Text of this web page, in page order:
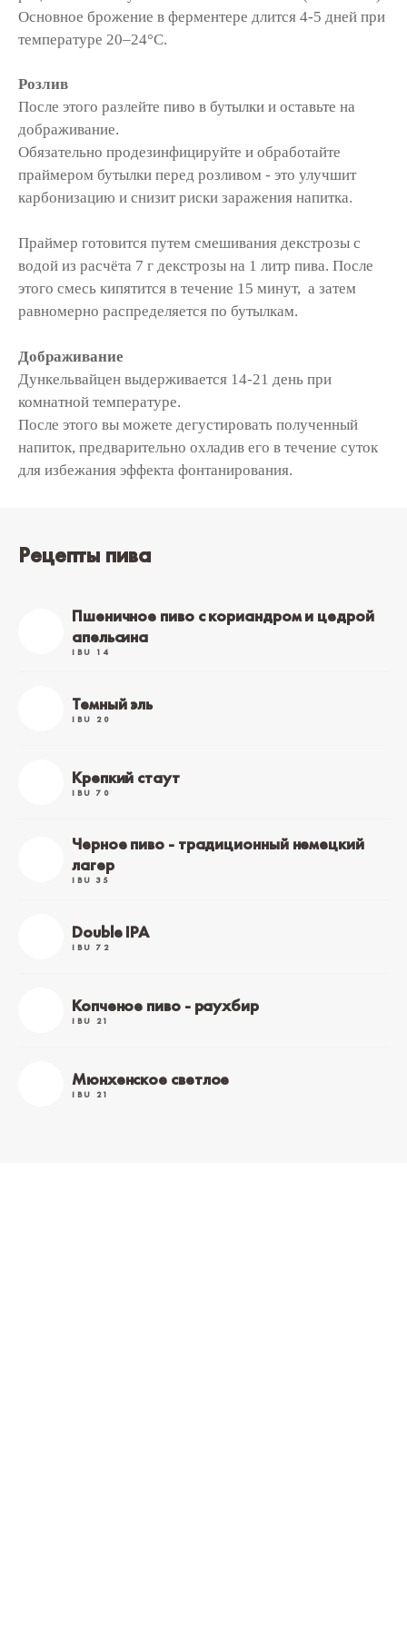
Основное брожение в ферментере длится 4-5 дней при
температуре 20–24°C.
Розлив
После этого разлейте пиво в бутылки и оставьте на
дображивание.
Обязательно продезинфицируйте и обработайте
праймером бутылки перед розливом - это улучшит
карбонизацию и снизит риски заражения напитка.
Праймер готовится путем смешивания декстрозы с
водой из расчёта 7 г декстрозы на 1 литр пива. После
этого смесь кипятится в течение 15 минут, а затем
равномерно распределяется по бутылкам.
Дображивание
Дункельвайцен выдерживается 14-21 день при
комнатной температуре.
После этого вы можете дегустировать полученный
напиток, предварительно охладив его в течение суток
для избежания эффекта фонтанирования.
Рецепты пива
Пшеничное пиво с кориандром и цедрой
апельсина
IBU 14
Темный эль
IBU 20
Крепкий стаут
IBU 70
Черное пиво - традиционный немецкий
лагер
IBU 35
Double IPA
IBU 72
Копченое пиво - раухбир
IBU 21
Мюнхенское светлое
IBU 21